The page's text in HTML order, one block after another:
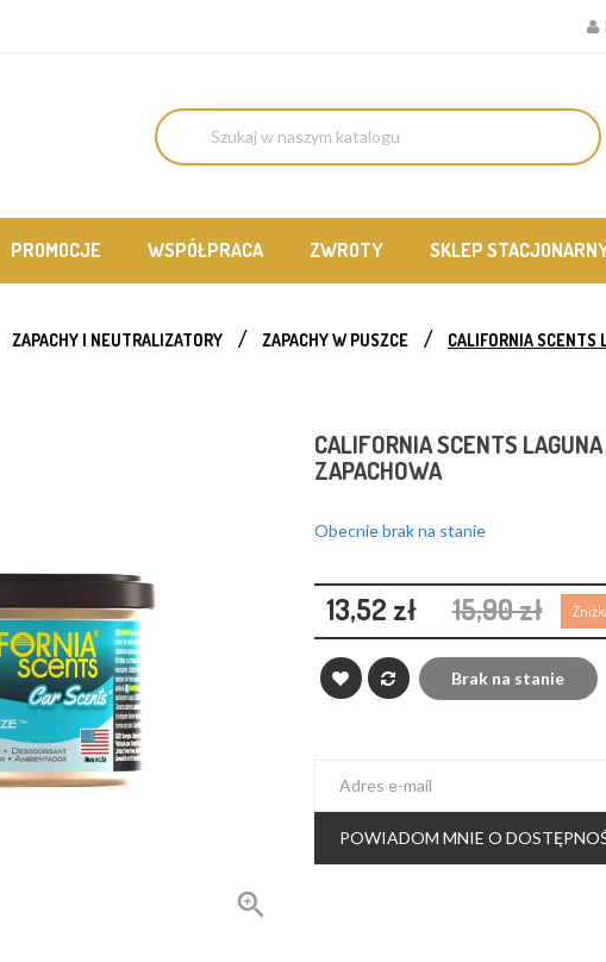
PROMOCJE WSPÓŁPRACA ZWROTY SKLEP
ZAPACHY I NEUTRALIZATORY ZAPACHY W PUSZCE
CALIFORNIA SCENTS

CALIFORNIA SCENTS
ZAPACHOWA
Obecnie brak na stanie
13,52 zł 15,90 zł
Brak na stanie
POWIADOM MNIE O